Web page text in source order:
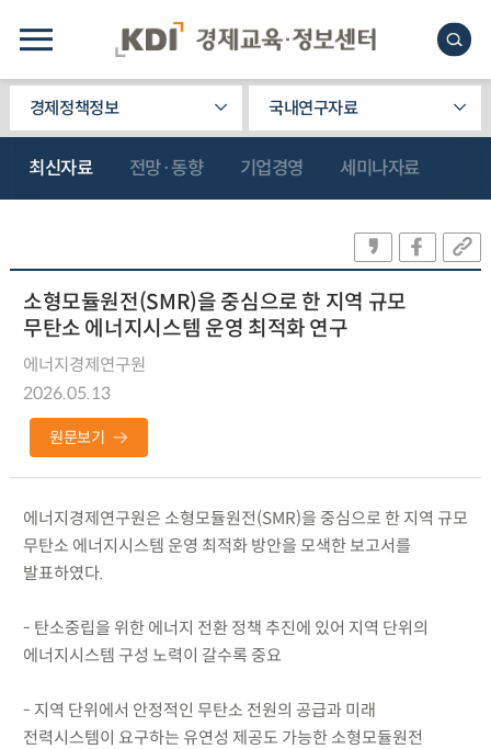
경제정책정보 국내연구자료
최신자료 전망·동향 기업경영 세미나자료
소형모듈원전(SMR)을 중심으로 한 지역 규모
무탄소 에너지시스템 운영 최적화 연구
에너지경제연구원
2026.05.13
원문보기
에너지경제연구원은 소형모듈원전(SMR)을 중심으로 한 지역 규모
무탄소 에너지시스템 운영 최적화 방안을 모색한 보고서를
발표하였다.
- 탄소중립을 위한 에너지 전환 정책 추진에 있어 지역 단위의
에너지시스템 구성 노력이 갈수록 중요
- 지역 단위에서 안정적인 무탄소 전원의 공급과 미래
전력시스템이 요구하는 유연성 제공도 가능한 소형모듈원전